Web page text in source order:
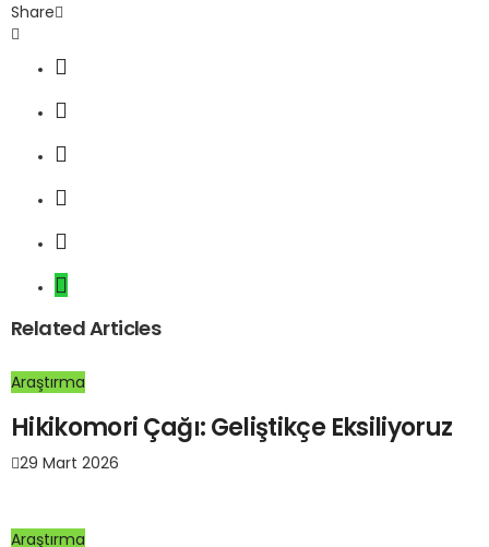
Share
Related Articles
Araştırma
Hikikomori Çağı: Geliştikçe Eksiliyoruz
29 Mart 2026
Araştırma